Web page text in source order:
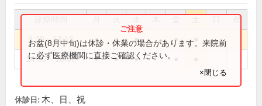
祝
9:30～13:15 ● ● ● ●
14:30～18:30 ● ● ●
お盆(8月中旬)は休診・休業の場合があります。来院前
に必ず医療機関に直接ご確認ください。
×閉じる
休診日: 木、日、祝